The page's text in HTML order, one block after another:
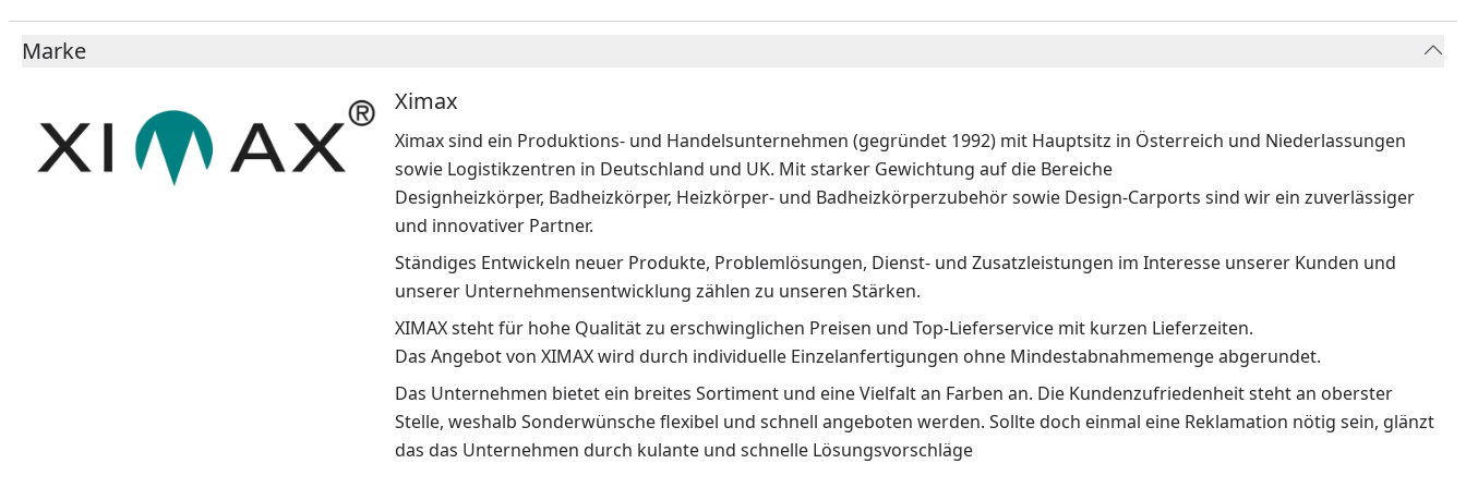
Marke
Ximax
Ximax sind ein Produktions- und Handelsunternehmen (gegründet 1992) mit Hauptsitz in Österreich und Niederlassungen
sowie Logistikzentren in Deutschland und UK. Mit starker Gewichtung auf die Bereiche
Designheizkörper, Badheizkörper, Heizkörper- und Badheizkörperzubehör sowie Design-Carports sind wir ein zuverlässiger
und innovativer Partner.
Ständiges Entwickeln neuer Produkte, Problemlösungen, Dienst- und Zusatzleistungen im Interesse unserer Kunden und
unserer Unternehmensentwicklung zählen zu unseren Stärken.
XIMAX steht für hohe Qualität zu erschwinglichen Preisen und Top-Lieferservice mit kurzen Lieferzeiten.
Das Angebot von XIMAX wird durch individuelle Einzelanfertigungen ohne Mindestabnahmemenge abgerundet.
Das Unternehmen bietet ein breites Sortiment und eine Vielfalt an Farben an. Die Kundenzufriedenheit steht an oberster
Stelle, weshalb Sonderwünsche flexibel und schnell angeboten werden. Sollte doch einmal eine Reklamation nötig sein, glänzt
das das Unternehmen durch kulante und schnelle Lösungsvorschläge